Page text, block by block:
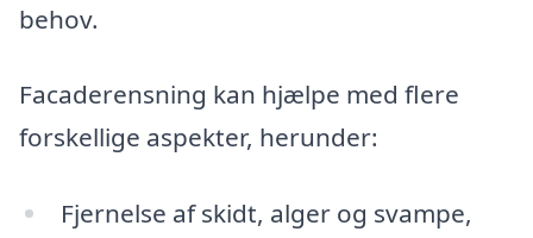
behov.
Facaderensning kan hjælpe med flere
forskellige aspekter, herunder:
Fjernelse af skidt, alger og svampe,